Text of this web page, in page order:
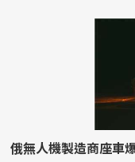
俄無人機製造商座車